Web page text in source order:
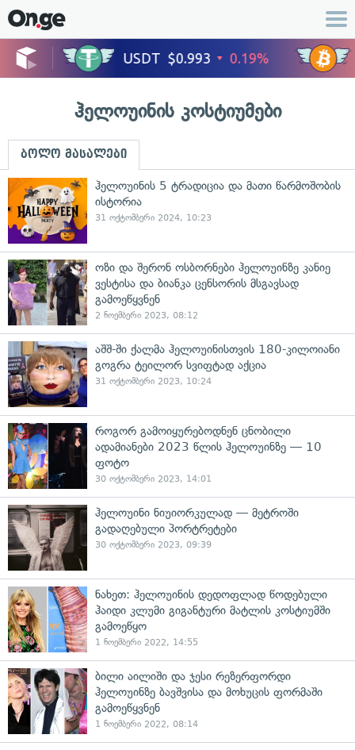
ჰელოუინის კოსტიუმები
ბოლო მასალები
ჰელოუინის 5 ტრადიცია და მათი წარმოშობის
ისტორია
31 ოქტომბერი 2024, 10:23
ოზი და შერონ ოსბორნები ჰელოუინზე კანიე
ვესტისა და ბიანკა ცენსორის მსგავსად
გამოეწყვნენ
2 ნოემბერი 2023, 08:12
აშშ-ში ქალმა ჰელოუინისთვის 180-კილოიანი
გოგრა ტეილორ სვიფტად აქცია
31 ოქტომბერი 2023, 10:24
როგორ გამოიყურებოდნენ ცნობილი
ადამიანები 2023 წლის ჰელოუინზე — 10
ფოტო
30 ოქტომბერი 2023, 14:01
ჰელოუინი ნიუიორკულად — მეტროში
გადაღებული პორტრეტები
30 ოქტომბერი 2023, 09:39
ნახეთ: ჰელოუინის დედოფლად წოდებული
ჰაიდი კლუმი გიგანტური მატლის კოსტიუმში
გამოეწყო
1 ნოემბერი 2022, 14:55
ბილი აილიში და ჯესი რეზერფორდი
ჰელოუინზე ბავშვისა და მოხუცის ფორმაში
გამოეწყვნენ
1 ნოემბერი 2022, 08:14